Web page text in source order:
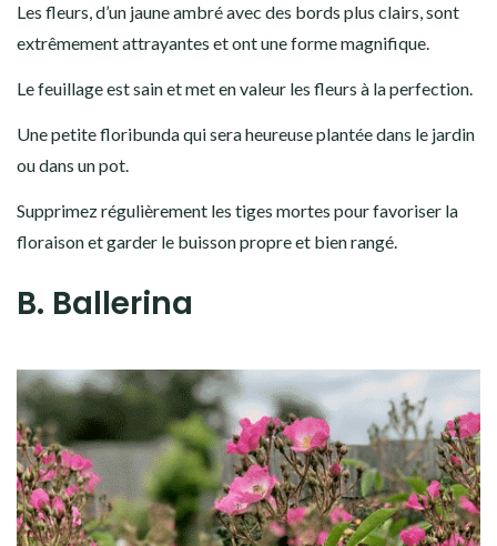
Les fleurs, d’un jaune ambré avec des bords plus clairs, sont
extrêmement attrayantes et ont une forme magnifique.
Le feuillage est sain et met en valeur les fleurs à la perfection.
Une petite floribunda qui sera heureuse plantée dans le jardin
ou dans un pot.
Supprimez régulièrement les tiges mortes pour favoriser la
floraison et garder le buisson propre et bien rangé.
B. Ballerina